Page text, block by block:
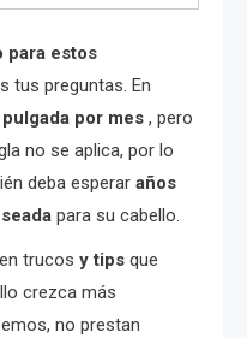
para estos
tus preguntas. En
por mes , pero
no se aplica, por lo
deba esperar años
para su cabello.
trucos y tips que
crezca más
no prestan